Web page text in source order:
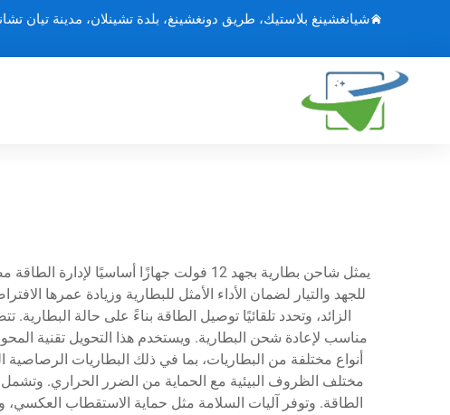
شيانغشينغ بلاستيك، طريق دونغشينغ، بلدة تشينلان، مدينة تيان
يمثل شاحن بطارية بجهد 12 فولت جهازًا
مناسب لإعادة شحن البطارية. ويستخدم هذا التحويل تقنية
مختلف الظروف البيئية مع الحماية من الضرر الحراري.
الطاقة. وتوفر آليات السلامة مثل حماية الاستقطاب العكسي،